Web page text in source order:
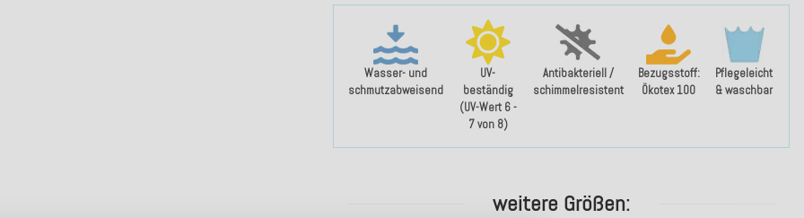
Wasser- und
schmutzabweisend
UV-
beständig
(UV-Wert 6 -
7 von 8)
Antibakteriell /
schimmelresistent
Bezugsstoff:
Ökotex 100
Pflegeleicht
& waschbar
weitere Größen: